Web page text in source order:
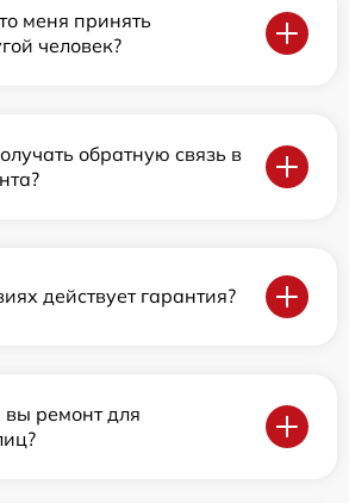
меня принять
человек?
обратную связь в
действует гарантия?
ремонт для